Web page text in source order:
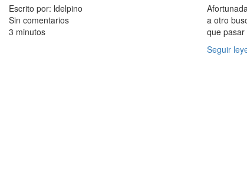
Escrito por: ldelpino
Sin comentarios
3 minutos
a otro
que pasar
Seguir